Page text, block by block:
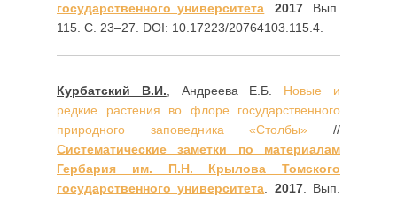
государственного университета. 2017. Вып.
115. С. 23–27. DOI: 10.17223/20764103.115.4.
Курбатский В.И., Андреева Е.Б. Новые и
редкие растения во флоре государственного
природного заповедника «Столбы» //
Систематические заметки по материалам
Гербария им. П.Н. Крылова Томского
государственного университета. 2017. Вып.